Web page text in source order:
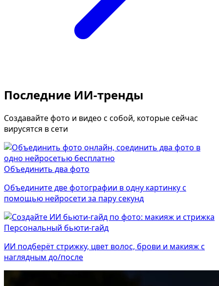
Последние ИИ-тренды
Создавайте фото и видео с собой, которые сейчас
вирусятся в сети
Объединить два фото
Объедините две фотографии в одну картинку с
помощью нейросети за пару секунд
Персональный бьюти-гайд
ИИ подберёт стрижку, цвет волос, брови и макияж с
наглядным до/после